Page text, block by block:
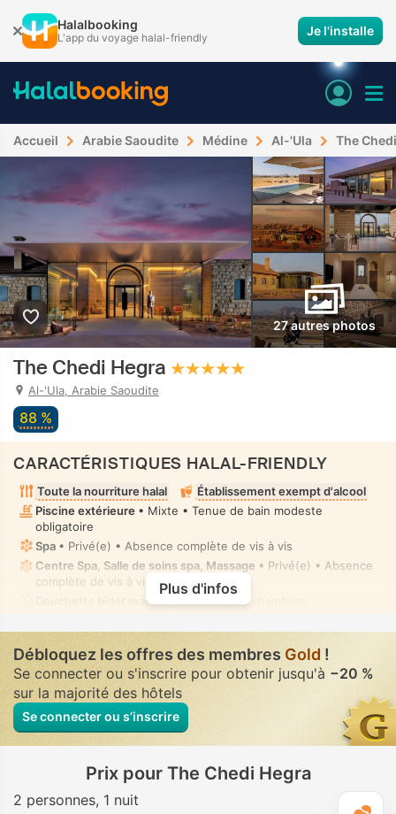
Halalbooking
L'app du voyage halal-friendly Je l'installe
Accueil Arabie Saoudite Médine Al-'Ula The
27 autres photos
The Chedi Hegra
Al-'Ula, Arabie Saoudite
88 %
CARACTÉRISTIQUES HALAL-FRIENDLY
Toute la nourriture halal
Établissement exempt d'alcool
Piscine extérieure • Mixte • Tenue de bain modeste
obligatoire
Spa • Privé(e) • Absence complète de vis à vis
Centre Spa, Salle de soins spa, Massage • Privé(e) • Absence
complète de vis à vis
Douchette bidet manuel
• Dans toutes chambres
Plus d'infos
Débloquez les offres des membres Gold !
Se connecter ou s'inscrire pour obtenir jusqu'à −20 %
sur la majorité des hôtels
Se connecter ou s’inscrire
Prix pour The Chedi Hegra
2 personnes 1 nuit